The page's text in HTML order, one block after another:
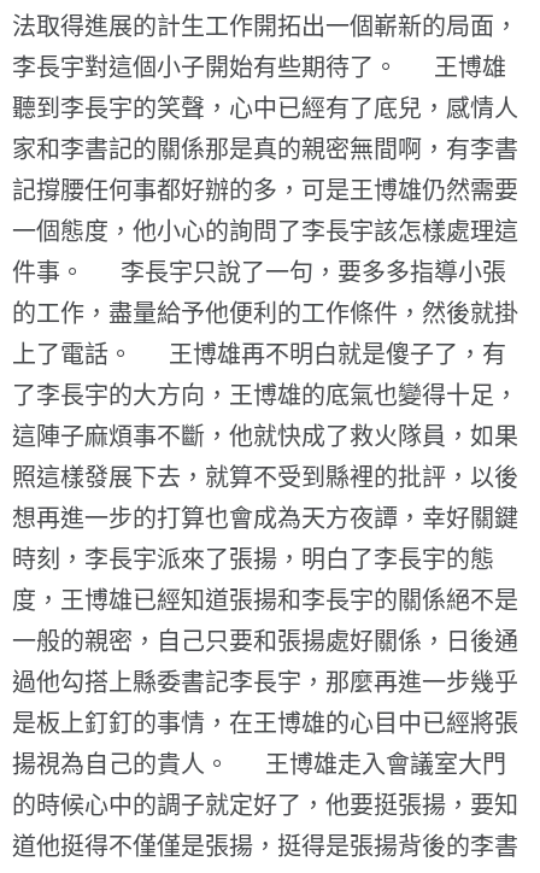
法取得進展的計生工作開拓出一個嶄新的局面，
李長宇對這個小子開始有些期待了。 王博雄
聽到李長宇的笑聲，心中已經有了底兒，感情人
家和李書記的關係那是真的親密無間啊，有李書
記撐腰任何事都好辦的多，可是王博雄仍然需要
一個態度，他小心的詢問了李長宇該怎樣處理這
件事。 李長宇只說了一句，要多多指導小張
的工作，盡量給予他便利的工作條件，然後就掛
上了電話。 王博雄再不明白就是傻子了，有
了李長宇的大方向，王博雄的底氣也變得十足，
這陣子麻煩事不斷，他就快成了救火隊員，如果
照這樣發展下去，就算不受到縣裡的批評，以後
想再進一步的打算也會成為天方夜譚，幸好關鍵
時刻，李長宇派來了張揚，明白了李長宇的態
度，王博雄已經知道張揚和李長宇的關係絕不是
一般的親密，自己只要和張揚處好關係，日後通
過他勾搭上縣委書記李長宇，那麼再進一步幾乎
是板上釘釘的事情，在王博雄的心目中已經將張
揚視為自己的貴人。 王博雄走入會議室大門
的時候心中的調子就定好了，他要挺張揚，要知
道他挺得不僅僅是張揚，挺得是張揚背後的李書